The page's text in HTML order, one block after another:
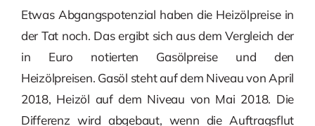
Etwas Abgangspotenzial haben die Heizölpreise in
der Tat noch. Das ergibt sich aus dem Vergleich der
in Euro notierten Gasölpreise und den
Heizölpreisen. Gasöl steht auf dem Niveau von April
2018, Heizöl auf dem Niveau von Mai 2018. Die
Differenz wird abgebaut, wenn die Auftragsflut